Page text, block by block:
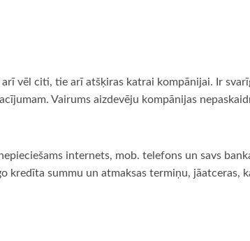
vēl citi, tie arī atšķiras katrai kompānijai. Ir
Vairums aizdevēju kompānijas
internets, mob. telefons un savs
kredīta summu un atmaksas termiņu, jāatceras,